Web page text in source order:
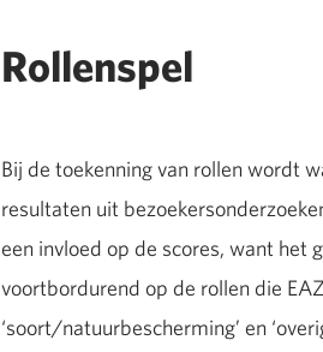
Rollenspel
Bij de toekenning van rollen wordt
resultaten uit
een invloed op de scores, want het
voortbordurend op de rollen die
‘soort/natuurbescherming’ en